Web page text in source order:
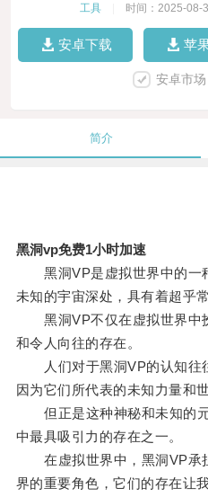
工具 时间：2025-08-
安卓下载 苹
安卓市
简介
黑洞vp免费1小时加速
黑洞VP是虚拟世界中的一
未知的宇宙深处，具有着超乎
黑洞VP不仅在虚拟世界中
和令人向往的存在。
人们对于黑洞VP的认知往
因为它们所代表的未知力量和
但正是这种神秘和未知的元
中最具吸引力的存在之一。
在虚拟世界中，黑洞VP承
界的重要角色，它们的存在让